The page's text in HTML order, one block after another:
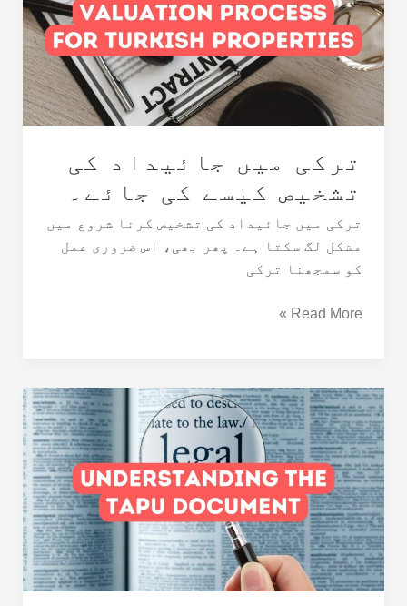
ترکی میں جائیداد کی
تشخیص کیسے کی جائے۔
ترکی میں جائیداد کی تشخیص کرنا شروع میں
مشکل لگ سکتا ہے۔ پھر بھی، اس ضروری عمل
کو سمجھنا ترکی
تشخیص
کیسے
کی
جائے۔
Read More »
Tapu
کیا
ہے
اور
یہ
کیوں
ضروری
ہے؟